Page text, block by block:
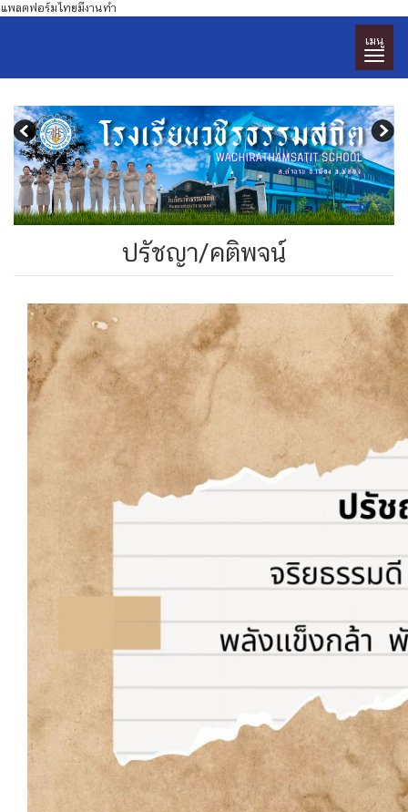
แพลตฟอร์มไทยมีงานทำ
เมนู
ปรัชญา/คติพจน์